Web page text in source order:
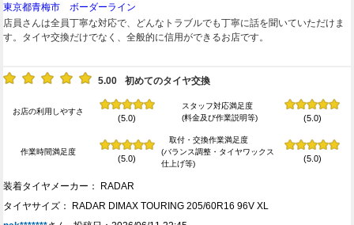
東京都青梅市 ボーダーライン
店員さんは全員丁寧な対応で、どんなトラブルでも丁寧に話を聞いていただけま
す。タイヤ交換だけでなく、全般的に信用ができるお店です。
5.00 初めてのタイヤ交換
お店の利用しやすさ
(5.0)
スタッフ対応満足度
(料金及び作業説明等)
(5.0)
作業時間満足度
(5.0)
取付・交換作業満足度
(バランス調整・タイヤワックス
仕上げ等)
(5.0)
装着タイヤメーカー： RADAR
タイヤサイズ： RADAR DIMAX TOURING 205/60R16 96V XL